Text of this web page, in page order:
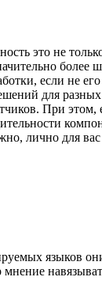
это не
если не его
для разных
При
лично для
языков